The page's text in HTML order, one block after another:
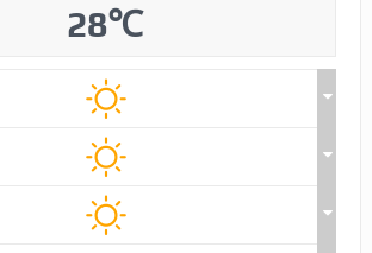
28℃